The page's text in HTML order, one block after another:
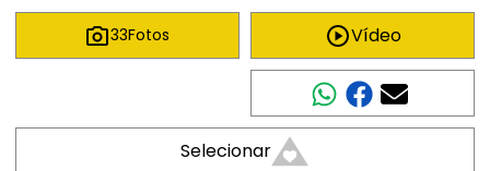
33Fotos Vídeo
Compartilhar
Selecionar